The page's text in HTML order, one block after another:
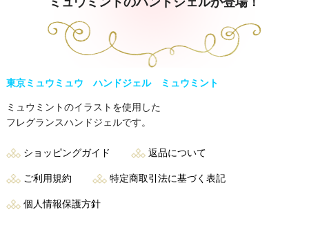
東京ミュウミュウ ハンドジェル ミュウミント
ミュウミントのイラストを使用した
フレグランスハンドジェルです。
ショッピングガイド 返品について
ご利用規約 特定商取引法に基づく表記
個人情報保護方針